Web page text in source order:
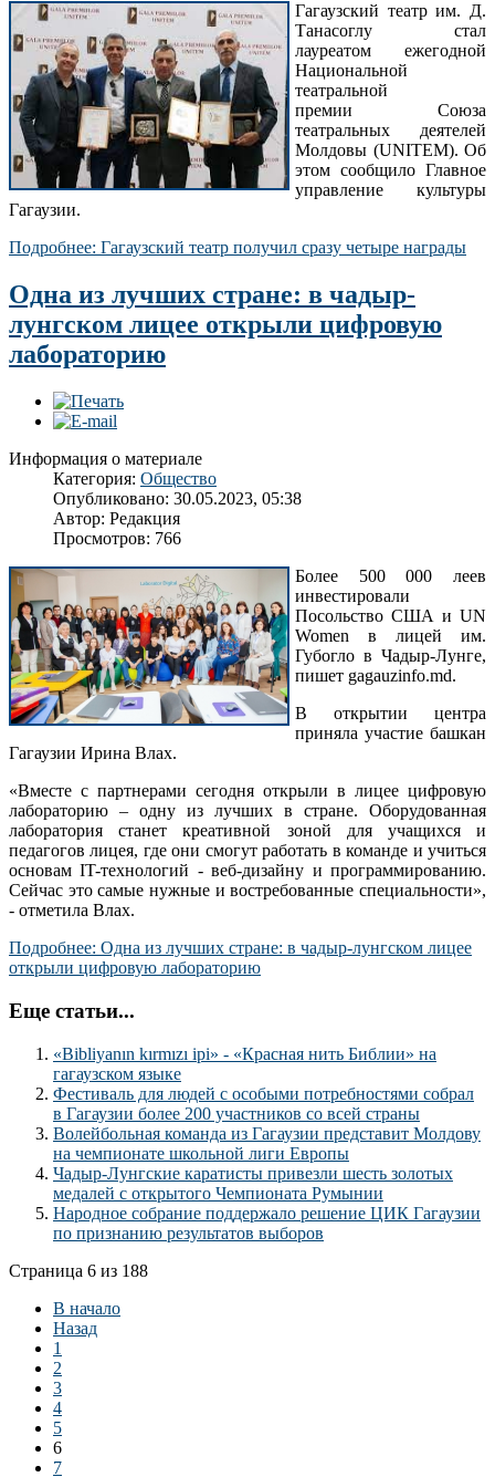
Гагаузский театр им. Д.
Танасоглу стал
лауреатом ежегодной
Национальной
театральной
премии Союза
театральных деятелей
Молдовы (UNITEM). Об
этом сообщило Главное
управление культуры
Гагаузии.
Подробнее: Гагаузский театр получил сразу четыре награды
Одна из лучших стране: в чадыр-
лунгском лицее открыли цифровую
лабораторию
Информация о материале
Категория: Общество
Опубликовано: 30.05.2023, 05:38
Автор: Редакция
Просмотров: 766
Более 500 000 леев
инвестировали
Посольство США и UN
Women в лицей им.
Губогло в Чадыр-Лунге,
пишет gagauzinfo.md.
В открытии центра
приняла участие башкан
Гагаузии Ирина Влах.
«Вместе с партнерами сегодня открыли в лицее цифровую
лабораторию – одну из лучших в стране. Оборудованная
лаборатория станет креативной зоной для учащихся и
педагогов лицея, где они смогут работать в команде и учиться
основам IT-технологий - веб-дизайну и программированию.
Сейчас это самые нужные и востребованные специальности»,
- отметила Влах.
Подробнее: Одна из лучших стране: в чадыр-лунгском лицее
открыли цифровую лабораторию
Еще статьи...
«Bibliyanın kırmızı ipi» - «Красная нить Библии» на
гагаузском языке
Фестиваль для людей с особыми потребностями собрал
в Гагаузии более 200 участников со всей страны
Волейбольная команда из Гагаузии представит Молдову
на чемпионате школьной лиги Европы
Чадыр-Лунгские каратисты привезли шесть золотых
медалей с открытого Чемпионата Румынии
Народное собрание поддержало решение ЦИК Гагаузии
по признанию результатов выборов
Страница 6 из 188
В начало
Назад
1
2
3
4
5
6
7